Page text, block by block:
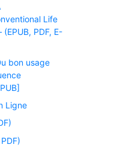
Life
PDF, E-
bon usage
Ligne